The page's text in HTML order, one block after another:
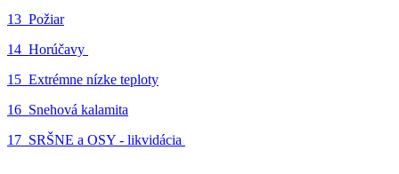
13_Požiar
14_Horúčavy
15_Extrémne nízke teploty
16_Snehová kalamita
17_SRŠNE a OSY - likvidácia